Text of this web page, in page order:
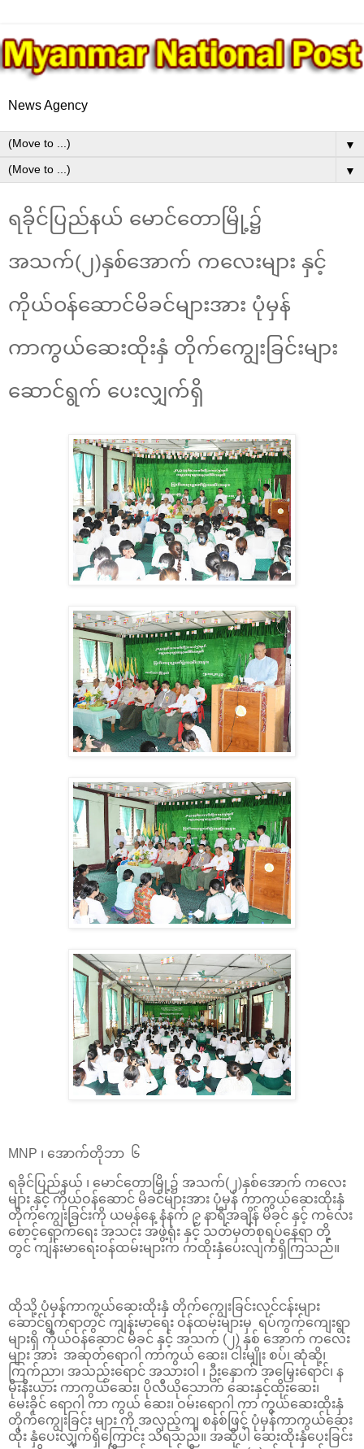
News Agency
▼
▼
ရခိုင်ပြည်နယ် မောင်တောမြို့၌
အသက်(၂)နှစ်အောက် ကလေးများ နှင့်
ကိုယ်ဝန်ဆောင်မိခင်များအား ပုံမှန်
ကာကွယ်ဆေးထိုးနှံ တိုက်ကျွေးခြင်းများ
ဆောင်ရွက် ပေးလျှက်ရှိ
MNP ၊ အောက်တိုဘာ ၆
ရခိုင်ပြည်နယ် ၊ မောင်တောမြို့၌ အသက်(၂)နှစ်အောက် ကလေး
များ နှင့် ကိုယ်ဝန်ဆောင် မိခင်များအား ပုံမှန် ကာကွယ်ဆေးထိုးနှံ
တိုက်ကျွေးခြင်းကို ယမန်နေ့ နံနက် ၉ နာရီအချိန် မိခင် နှင့် ကလေး
စောင့်ရှောက်ရေး အသင်း အဖွဲ့ရုံး နှင့် သတ်မှတ်စုရပ်နေရာ တို့
တွင် ကျန်းမာရေးဝန်ထမ်းများက ကထိုးနှံပေးလျက်ရှိကြသည်။
ထိုသို့ ပုံမှန်ကာကွယ်ဆေးထိုးနှံ တိုက်ကျွေးခြင်းလုင်ငန်းများ
ဆောင်ရွက်ရာတွင် ကျန်းမာရေး ဝန်ထမ်းများမှ ရပ်ကွက်ကျေးရွာ
များရှိ ကိုယ်ဝန်ဆောင် မိခင် နှင့် အသက် (၂) နှစ် အောက် ကလေး
များ အား အဆုတ်ရောဂါ ကာကွယ် ဆေး၊ ငါးမျိုး စပ်၊ ဆုံဆို့၊
ကြက်ညာ၊ အသည်းရောင် အသားဝါ ၊ ဦးနှောက် အမြှေးရောင်၊ န
မိုးနီးယား ကာကွယ်ဆေး၊ ပိုလီယိုသောက် ဆေးနှင့်ထိုးဆေး၊
မေးခိုင် ရောဂါ ကာ ကွယ် ဆေး၊ ဝမ်းရောဂါ ကာ ကွယ်ဆေးထိုးနှံ
တိုက်ကျွေးခြင်း များ ကို အလှည့်ကျ စနစ်ဖြင့် ပုံမှန်ကာကွယ်ဆေး
ထိုး နှံပေးလျှက်ရှိကြောင်း သိရသည်။ အဆိုပါ ဆေးထိုးနှံပေးခြင်း